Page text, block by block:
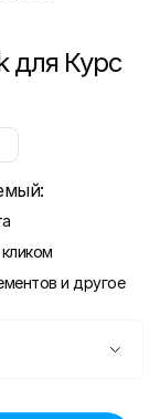
для Курс
и другое